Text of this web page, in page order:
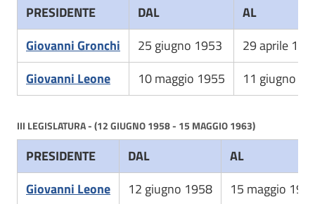
PRESIDENTE DAL
AL
Giovanni Gronchi
25 giugno 1953
29 aprile
Giovanni Leone
10 maggio 1955 11 giugno
III LEGISLATURA - (12 GIUGNO 1958 - 15 MAGGIO 1963)
PRESIDENTE DAL
AL
Giovanni Leone
12 giugno 1958 15 maggio